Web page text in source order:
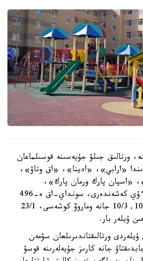
ورتالىق جىلۋ جۇيەسىنە قوسىلماعان
«ارابي»، «ادينا»، «اق وتاۋ»،
«اسپان پارك ورمان پارك»،
«قورعالجىن» تۇرعىن ءۇي كەشەندەرى، سونداي-اق ە-496
كوشەسىندەگى 10, 10/1, 10/3 جانە وماروۆ كوشەسى، 23/1
ۇيلەر بار.
ورتالىقتاندىرىلعان سۋمەن
جانە كارىز جۇيەلەرىنە قوسۋ